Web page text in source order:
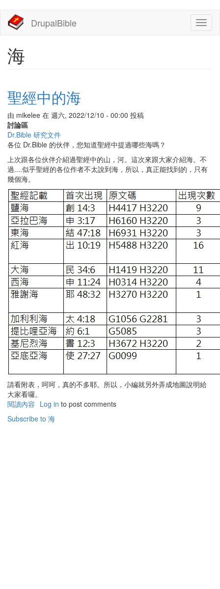
主
DrupalBible
海
聖經中的海
由 mikelee 在 週六, 2022/12/10 - 00:00 投稿
討論區
Dr.Bible 研究文件
各位 Dr.Bible 的伙伴，您知道聖經中提過哪些海嗎？
上次跟各位伙伴介紹過聖經中的山，河。這次來跟大家介紹海。不
過....似乎聖經的各位作者不太說到海，所以，真正能找到的，只有
幾個海。
請看附表，呵呵，真的不多耶。所以，小編就另外弄成地圖說明給
大家看囉。
閱讀內容 有
聖
Log in to post comments
Subscribe to 海